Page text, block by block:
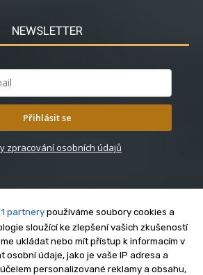
NEWSLETTER
Přihlásit se
zpracování osobních údajů
O nás
Kontakt
partnery používáme soubory cookies a
sloužící ke zlepšení vašich zkušeností
ukládat nebo mít přístup k informacím v
osobní údaje, jako je vaše IP adresa a
personalizované reklamy a obsahu,